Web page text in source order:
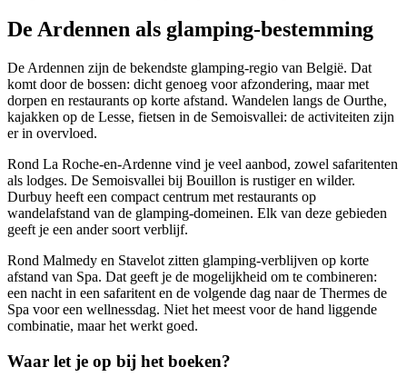
De Ardennen als glamping-bestemming
De Ardennen zijn de bekendste glamping-regio van België. Dat
komt door de bossen: dicht genoeg voor afzondering, maar met
dorpen en restaurants op korte afstand. Wandelen langs de Ourthe,
kajakken op de Lesse, fietsen in de Semoisvallei: de activiteiten zijn
er in overvloed.
Rond La Roche-en-Ardenne vind je veel aanbod, zowel safaritenten
als lodges. De Semoisvallei bij Bouillon is rustiger en wilder.
Durbuy heeft een compact centrum met restaurants op
wandelafstand van de glamping-domeinen. Elk van deze gebieden
geeft je een ander soort verblijf.
Rond Malmedy en Stavelot zitten glamping-verblijven op korte
afstand van Spa. Dat geeft je de mogelijkheid om te combineren:
een nacht in een safaritent en de volgende dag naar de Thermes de
Spa voor een wellnessdag. Niet het meest voor de hand liggende
combinatie, maar het werkt goed.
Waar let je op bij het boeken?